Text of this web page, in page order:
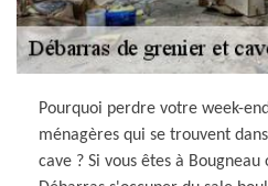
Pourquoi perdre votre week-
ménagères qui se trouvent
cave ? Si vous êtes à Bougneau